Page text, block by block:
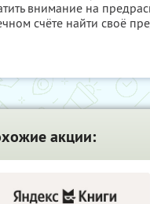
внимание на
счёте найти своё
акции: